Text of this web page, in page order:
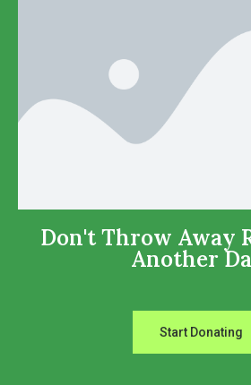
Don't Throw Away
Another
Start Donating